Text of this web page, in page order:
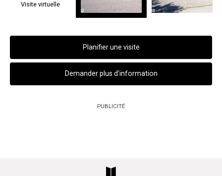
Visite virtuelle
Planifier une visite
Demander plus d'information
PUBLICITÉ